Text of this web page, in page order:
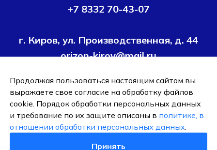
+7 8332 70-43-07
г. Киров, ул. Производственная, д. 44
orizon-kirov@mail.ru
Условия политики конфиденциальности
Согласие на
обработку персональных данных
ОБЩЕСТВО С ОГРАНИЧЕННОЙ ОТВЕТСТВЕННОСТЬЮ ТК
"ОРИЗОН-ПОДШИПНИК"
ИНН 4345495376
Продолжая пользоваться настоящим сайтом вы
выражаете свое согласие на обработку файлов
cookie. Порядок обработки персональных данных
и требование по их защите описаны в политике, в
отношении обработки персональных данных.
Принять